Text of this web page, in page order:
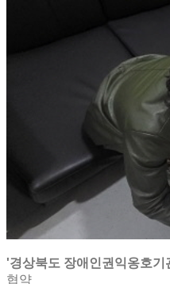
'경상북도 장애인권익옹호
협약